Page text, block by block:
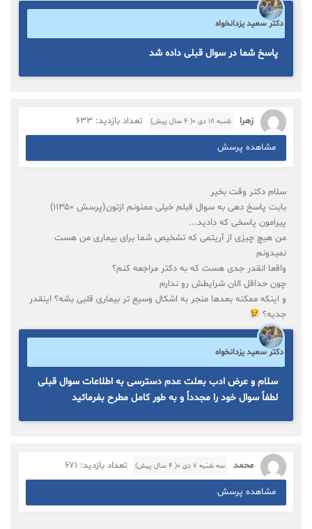
دکتر سعید یزدانخواه
پاسخ شما در سوال قبلی داده شد
زهرا شنبه ۱۸ دی ۰( 4 سال پیش) تعداد بازدید: 633
مشاهده پرسش
سلام دکتر وقت بخیر
بابت پاسخ دهی به سوال قبلم خیلی ممنونم ازتون(پرسش ۱۱۳۵۰)
پیرامون پاسخی که دادید...
من هیچ چیزی از آریتمی که تشخیص شما برای بیماری من هست
نمیدونم
واقعا انقدر جدی هست که به دکتر مراجعه کنم؟
چون حداقل الان شرایطش رو ندارم
و اینکه ممکنه بعدها منجر به اشکال وسیع تر بیماری قلبی بشه؟ اینقدر
جدیه؟
دکتر سعید یزدانخواه
سلام و عرض ادب بعلت عدم دسترسی به اطلاعات سوال قبلی
لطفاً سوال خود را مجدداً و به طور کامل مطرح بفرمائید
محمد سه شنبه ۷ دی ۰( 4 سال پیش) تعداد بازدید: 671
مشاهده پرسش